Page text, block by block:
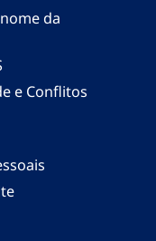
da
e Conflitos